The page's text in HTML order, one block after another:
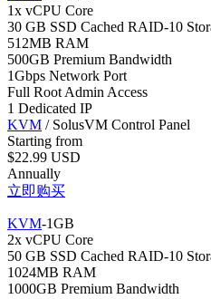
1x vCPU Core
30 GB SSD Cached RAID-10
512MB RAM
500GB Premium Bandwidth
1Gbps Network Port
Full Root Admin Access
1 Dedicated IP
KVM / SolusVM Control Panel
Starting from
$22.99 USD
Annually
立即购买
KVM-1GB
2x vCPU Core
50 GB SSD Cached RAID-10
1024MB RAM
1000GB Premium Bandwidth